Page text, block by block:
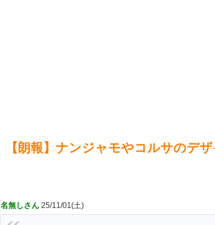
【朗報】ナンジャモやコルサのデ
名無しさん 25/11/01(土)